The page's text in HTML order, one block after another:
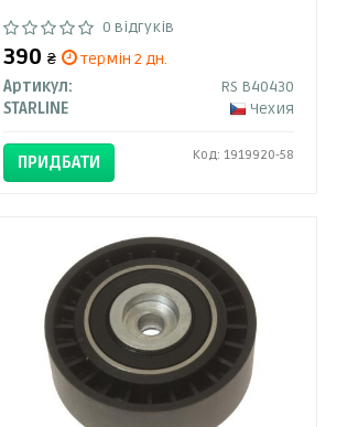
0 відгуків
390₴
термін 2 дн.
Артикул:
RS B40430
STARLINE
Чехия
ПРИДБАТИ Код: 1919920-58